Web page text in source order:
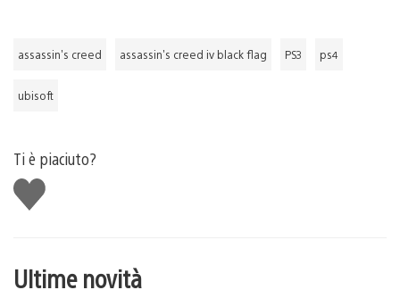
assassin's creed assassin's creed iv black flag PS3 ps4
ubisoft
Ti è piaciuto?
Mi
piace
Ultime novità